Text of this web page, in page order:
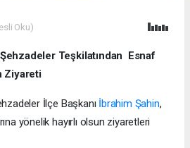
Oku)
Teşkilatından Esnaf
Ziyareti
İlçe Başkanı İbrahim Şahin,
yönelik hayırlı olsun ziyaretleri